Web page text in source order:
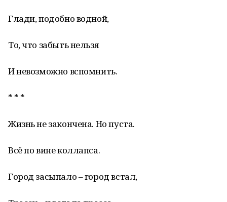
Глади, подобно водной,
То, что забыть нельзя
И невозможно вспомнить.
* * *
Жизнь не закончена. Но пуста.
Всё по вине коллапса.
Город засыпало – город встал,